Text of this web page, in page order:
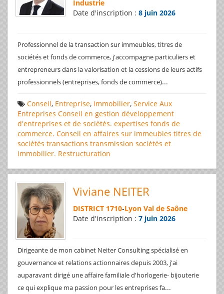
Industrie
Date d'inscription : 8 juin 2026
Professionnel de la transaction sur immeubles, titres de
sociétés et fonds de commerce, j'accompagne particuliers et
entrepreneurs dans la valorisation et la cessions de leurs actifs
professionnels (entreprises, fonds de commerce)...
Conseil, Entreprise, Immobilier, Service Aux
Entreprises Conseil en gestion développement
d'entreprises et de sociétés. expertises fonds de
commerce. Conseil en affaires sur immeubles titres de
sociétés transactions transmission sociétés et
immobilier. Restructuration
Viviane NEITER
DISTRICT 1710-Lyon Val de Saône
Date d'inscription : 7 juin 2026
Dirigeante de mon cabinet Neiter Consulting spécialisé en
gouvernance et relations actionnaires depuis 2003, j'ai
auparavant dirigé une affaire familiale d'horlogerie- bijouterie
ce qui explique ma passion pour les entreprises fa...